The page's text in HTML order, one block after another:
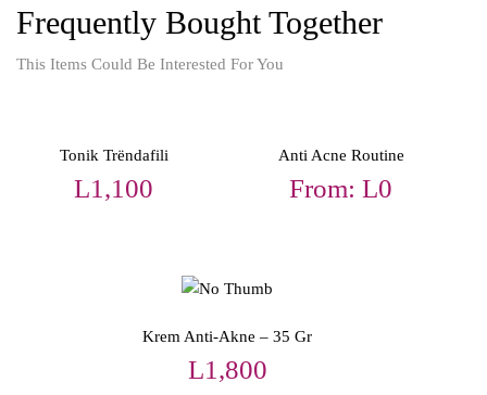
Frequently Bought Together
This Items Could Be Interested For You
Tonik Trëndafili
L1,100
Anti Acne Routine
From: L0
Krem Anti-Akne – 35 Gr
L1,800